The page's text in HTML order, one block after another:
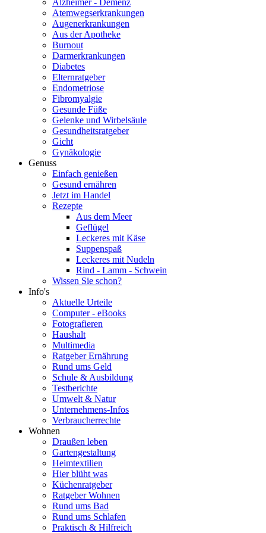
Alzheimer - Demenz
Atemwegserkrankungen
Augenerkrankungen
Aus der Apotheke
Burnout
Darmerkrankungen
Diabetes
Elternratgeber
Endometriose
Fibromyalgie
Gesunde Füße
Gelenke und Wirbelsäule
Gesundheitsratgeber
Gicht
Gynäkologie
Genuss
Einfach genießen
Gesund ernähren
Jetzt im Handel
Rezepte
Aus dem Meer
Geflügel
Leckeres mit Käse
Suppenspaß
Leckeres mit Nudeln
Rind - Lamm - Schwein
Wissen Sie schon?
Info's
Aktuelle Urteile
Computer - eBooks
Fotografieren
Haushalt
Multimedia
Ratgeber Ernährung
Rund ums Geld
Schule & Ausbildung
Testberichte
Umwelt & Natur
Unternehmens-Infos
Verbraucherrechte
Wohnen
Draußen leben
Gartengestaltung
Heimtextilien
Hier blüht was
Küchenratgeber
Ratgeber Wohnen
Rund ums Bad
Rund ums Schlafen
Praktisch & Hilfreich